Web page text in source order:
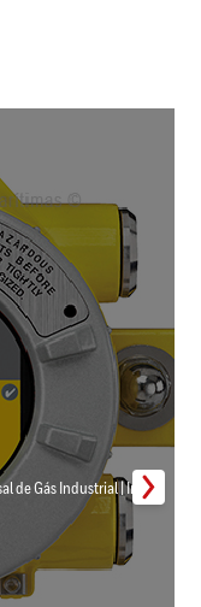
de Gás Industrial | Inmar